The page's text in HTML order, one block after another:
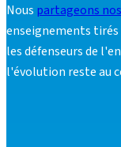
Nous partageons
enseignements tirés
les défenseurs de
l'évolution reste au